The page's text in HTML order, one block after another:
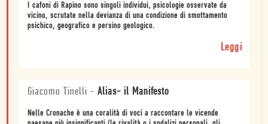
I cafoni di Rapino sono singoli individui, psicologie osservate da
vicino, scrutate nella devianza di una condizione di smottamento
psichico, geografico e persino geologico.
Leggi
Giacomo Tinelli - Alias- il Manifesto
Nelle Cronache è una coralità di voci a raccontare le vicende